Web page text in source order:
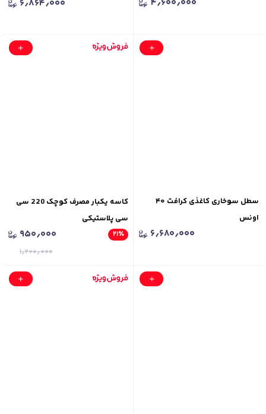
۶٫۸۶۴٫۰۰۰
سطل سوخاری کاغذی کرافت ۴۰
اونس
۶٫۶۸۰٫۰۰۰
کاسه یکبار مصرف کوچک 220 سی
سی پلاستیکی
۲۱٪ ۹۵۰٫۰۰۰
۱٫۲۰۰٫۰۰۰